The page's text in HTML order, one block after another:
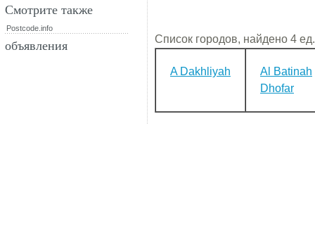
Список городов, найдено 4
A Dakhliyah
Al Batinah
Dhofar
Смотрите также
Postcode.info
объявления